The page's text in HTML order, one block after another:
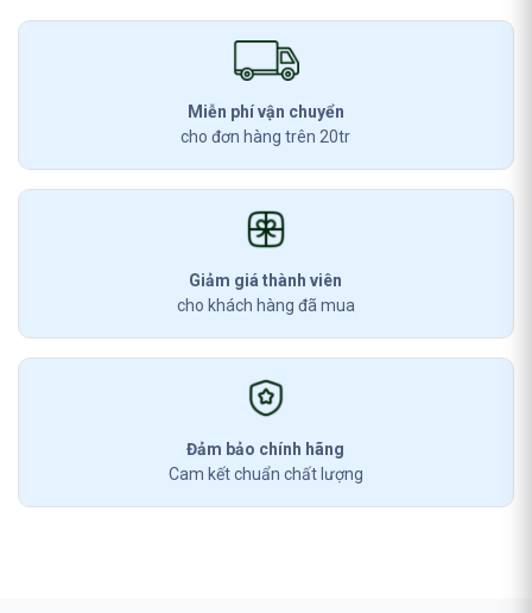
Miễn phí vận chuyển
cho đơn hàng trên 20tr
Giảm giá thành viên
cho khách hàng đã mua
Đảm bảo chính hãng
Cam kết chuẩn chất lượng